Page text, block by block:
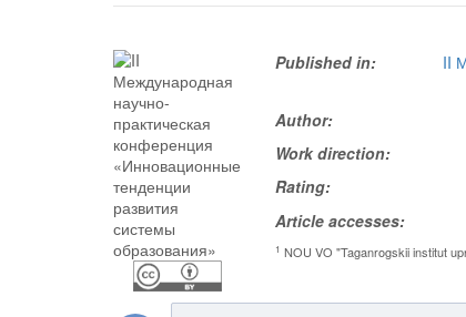
Published in:
II
Author:
Work direction:
Rating:
Article accesses:
1 NOU VO "Taganrogskii institut